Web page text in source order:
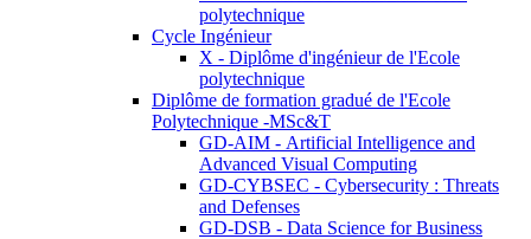
polytechnique
Cycle Ingénieur
X - Diplôme d'ingénieur de l'Ecole
polytechnique
Diplôme de formation gradué de l'Ecole
Polytechnique -MSc&T
GD-AIM - Artificial Intelligence and
Advanced Visual Computing
GD-CYBSEC - Cybersecurity : Threats
and Defenses
GD-DSB - Data Science for Business